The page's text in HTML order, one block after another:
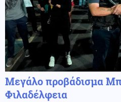
Μεγάλο προβάδισμα
Φιλαδέλφεια